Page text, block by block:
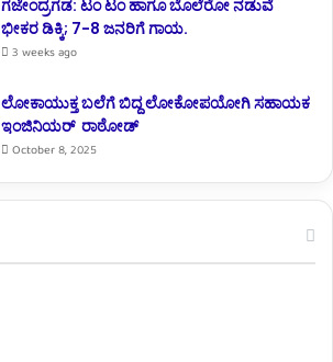
ಗಜೇಂದ್ರಗಡ: ಟಂ ಟಂ ಹಾಗೂ ಬೊಲೆರೋ ನಡುವೆ
ಭೀಕರ ಡಿಕ್ಕಿ; 7-8 ಜನರಿಗೆ ಗಾಯ.
3 weeks ago
ಲೋಕಾಯುಕ್ತ ಬಲೆಗೆ ಬಿದ್ದ ಲೋಕೋಪಯೋಗಿ ಸಹಾಯಕ
ಇಂಜಿನಿಯರ್ ರಾಠೋಡ್
October 8, 2025